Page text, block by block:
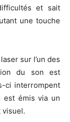
et sait
une touche
sur l’un des
du son est
ci interrompent
est émis via un
visuel.